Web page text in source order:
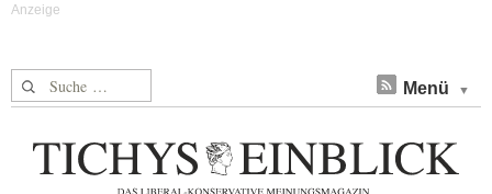
Suche nach: Menü